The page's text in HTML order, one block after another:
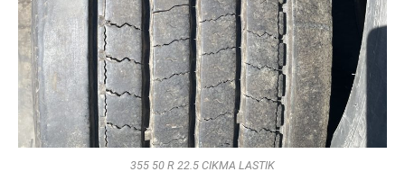
355 50 R 22.5 CIKMA LASTIK